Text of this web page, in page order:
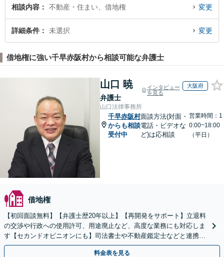
相談内容 不動産・住まい、借地権 変更
詳細条件 未選択 変更
借地権に強い千早赤阪村から相談可能な弁護士
山口 暁
弁護士
インタビュー
を見る
大阪府
山口法律事務所
千早赤阪村
からも相談
受付中
面談方法(対面・
電話・ビデオな
ど)は応相談
営業時間：1
0:00~18:00
（平日）
借地権
【初回面談無料】【弁護士歴20年以上】【再開発をサポート】立退料
の交渉や行政への使用許可、用途廃止など、高度な業務にも対応しま
す【セカンドオピニオンにも】司法書士や不動産鑑定士などと連携。
農地や山林などもお任せください【枚方市駅6分】
料金表を見る